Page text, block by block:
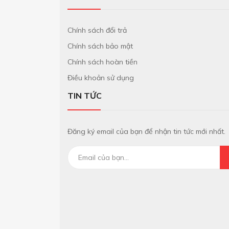
Chính sách đổi trả
Chính sách bảo mật
Chính sách hoàn tiền
Điều khoản sử dụng
TIN TỨC
Đăng ký email của bạn để nhận tin tức mới nhất.